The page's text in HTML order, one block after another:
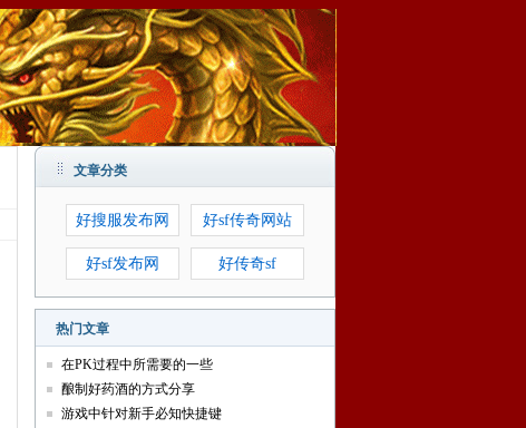
文章分类
好搜服发布网 好sf传奇网站
好sf发布网 好传奇sf
热门文章
在PK过程中所需要的一些
酿制好药酒的方式分享
游戏中针对新手必知快捷键